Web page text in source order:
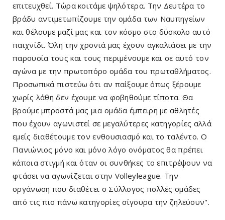
επιτευχθεί. Τώρα κοιτάμε ψηλότερα. Την Δευτέρα το
βράδυ αντιμετωπίζουμε την ομάδα των Ναυπηγείων
και θέλουμε μαζί μας και τον κόσμο στο δύσκολο αυτό
παιχνίδι. Όλη την χρονιά μας έχουν αγκαλιάσει με την
παρουσία τους και τους περιμένουμε και σε αυτό τον
αγώνα με την πρωτοπόρο ομάδα του πρωταθλήματος.
Προσωπικά πιστεύω ότι αν παίξουμε όπως ξέρουμε
χωρίς λάθη δεν έχουμε να φοβηθούμε τίποτα. Θα
βρούμε μπροστά μας μια ομάδα έμπειρη με αθλητές
που έχουν αγωνιστεί σε μεγαλύτερες κατηγορίες αλλά
εμείς διαθέτουμε τον ενθουσιασμό και το ταλέντο. O
Πανιώνιος μόνο και μόνο λόγο ονόματος θα πρέπει
κάποια στιγμή και όταν οι συνθήκες το επιτρέψουν να
φτάσει να αγωνίζεται στην Volleyleague. Την
οργάνωση που διαθέτει ο Σύλλογος πολλές ομάδες
από τις πιο πάνω κατηγορίες σίγουρα την ζηλεύουν".